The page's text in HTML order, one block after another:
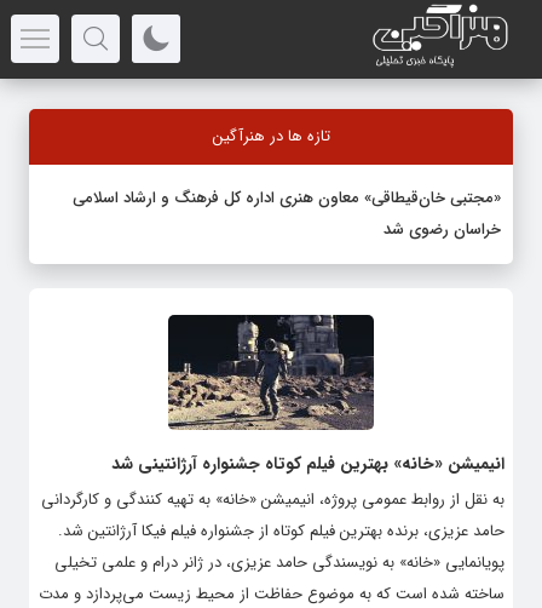
تازه ها در هنرآگین
«مجتبی خان‌قیطاقی» معاون هنری اداره کل فرهنگ و ارشاد اسلامی
خراسان رضوی شد
انیمیشن «خانه» بهترین فیلم کوتاه جشنواره آرژانتینی شد
به نقل از روابط عمومی پروژه، انیمیشن «خانه» به تهیه کنندگی و کارگردانی
حامد عزیزی، برنده بهترین فیلم کوتاه از جشنواره فیلم فیکا آرژانتین شد.
پویانمایی «خانه» به نویسندگی حامد عزیزی، در ژانر درام و علمی تخیلی
ساخته شده است که به موضوع حفاظت از محیط زیست می‌پردازد و مدت